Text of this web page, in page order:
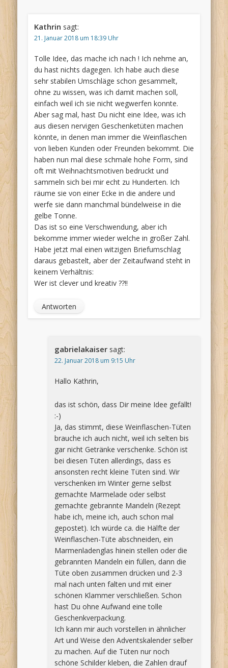
Kathrin sagt:
21. Januar 2018 um 18:39 Uhr
Tolle Idee, das mache ich nach ! Ich nehme an,
du hast nichts dagegen. Ich habe auch diese
sehr stabilen Umschläge schon gesammelt,
ohne zu wissen, was ich damit machen soll,
einfach weil ich sie nicht wegwerfen konnte.
Aber sag mal, hast Du nicht eine Idee, was ich
aus diesen nervigen Geschenketüten machen
könnte, in denen man immer die Weinflaschen
von lieben Kunden oder Freunden bekommt. Die
haben nun mal diese schmale hohe Form, sind
oft mit Weihnachtsmotiven bedruckt und
sammeln sich bei mir echt zu Hunderten. Ich
räume sie von einer Ecke in die andere und
werfe sie dann manchmal bündelweise in die
gelbe Tonne.
Das ist so eine Verschwendung, aber ich
bekomme immer wieder welche in großer Zahl.
Habe jetzt mal einen witzigen Briefumschlag
daraus gebastelt, aber der Zeitaufwand steht in
keinem Verhältnis:
Wer ist clever und kreativ ??!!
Antworten
gabrielakaiser sagt:
22. Januar 2018 um 9:15 Uhr
Hallo Kathrin,
das ist schön, dass Dir meine Idee gefällt!
:-)
Ja, das stimmt, diese Weinflaschen-Tüten
brauche ich auch nicht, weil ich selten bis
gar nicht Getränke verschenke. Schön ist
bei diesen Tüten allerdings, dass es
ansonsten recht kleine Tüten sind. Wir
verschenken im Winter gerne selbst
gemachte Marmelade oder selbst
gemachte gebrannte Mandeln (Rezept
habe ich, meine ich, auch schon mal
gepostet). Ich würde ca. die Hälfte der
Weinflaschen-Tüte abschneiden, ein
Marmenladenglas hinein stellen oder die
gebrannten Mandeln ein füllen, dann die
Tüte oben zusammen drücken und 2-3
mal nach unten falten und mit einer
schönen Klammer verschließen. Schon
hast Du ohne Aufwand eine tolle
Geschenkverpackung.
Ich kann mir auch vorstellen in ähnlicher
Art und Weise den Adventskalender selber
zu machen. Auf die Tüten nur noch
schöne Schilder kleben, die Zahlen drauf